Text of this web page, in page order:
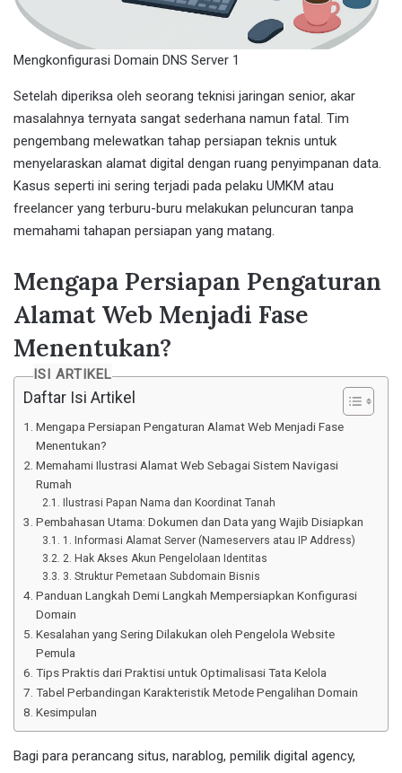
Mengkonfigurasi Domain DNS Server 1
Setelah diperiksa oleh seorang teknisi jaringan senior, akar
masalahnya ternyata sangat sederhana namun fatal. Tim
pengembang melewatkan tahap persiapan teknis untuk
menyelaraskan alamat digital dengan ruang penyimpanan data.
Kasus seperti ini sering terjadi pada pelaku UMKM atau
freelancer yang terburu-buru melakukan peluncuran tanpa
memahami tahapan persiapan yang matang.
Mengapa Persiapan Pengaturan
Alamat Web Menjadi Fase
Menentukan?
ISI ARTIKEL
Daftar Isi Artikel
Mengapa Persiapan Pengaturan Alamat Web Menjadi Fase
Menentukan?
Memahami Ilustrasi Alamat Web Sebagai Sistem Navigasi
Rumah
Ilustrasi Papan Nama dan Koordinat Tanah
Pembahasan Utama: Dokumen dan Data yang Wajib Disiapkan
1. Informasi Alamat Server (Nameservers atau IP Address)
2. Hak Akses Akun Pengelolaan Identitas
3. Struktur Pemetaan Subdomain Bisnis
Panduan Langkah Demi Langkah Mempersiapkan Konfigurasi
Domain
Kesalahan yang Sering Dilakukan oleh Pengelola Website
Pemula
Tips Praktis dari Praktisi untuk Optimalisasi Tata Kelola
Tabel Perbandingan Karakteristik Metode Pengalihan Domain
Kesimpulan
Bagi para perancang situs, narablog, pemilik digital agency,